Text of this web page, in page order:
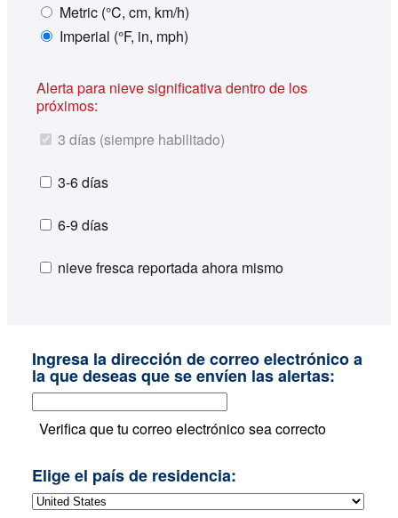
Metric (°C, cm, km/h)
Imperial (°F, in, mph)
Alerta para nieve significativa dentro de los
próximos:
3 días (siempre habilitado)
3-6 días
6-9 días
nieve fresca reportada ahora mismo
Ingresa la dirección de correo electrónico a
la que deseas que se envíen las alertas:
Verifica que tu correo electrónico sea correcto
Elige el país de residencia: